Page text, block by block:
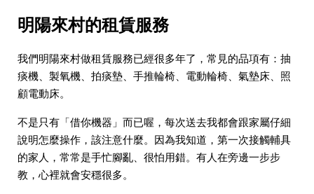
明陽來村的租賃服務
我們明陽來村做租賃服務已經很多年了，常見的品項有：抽
痰機、製氧機、拍痰墊、手推輪椅、電動輪椅、氣墊床、照
顧電動床。
不是只有「借你機器」而已喔，每次送去我都會跟家屬仔細
說明怎麼操作，該注意什麼。因為我知道，第一次接觸輔具
的家人，常常是手忙腳亂、很怕用錯。有人在旁邊一步步
教，心裡就會安穩很多。